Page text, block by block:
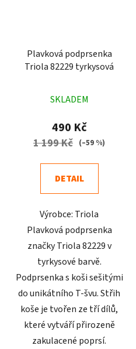
Plavková podprsenka
Triola 82229 tyrkysová
hodnocení
produktu
je
5
SKLADEM
490 Kč
1 199 Kč (–59 %)
DETAIL
Výrobce: Triola
Plavková podprsenka
značky Triola 82229 v
tyrkysové barvě.
Podprsenka s koši sešitými
do unikátního T-švu. Střih
koše je tvořen ze tří dílů,
které vytváří přirozeně
zakulacené poprsí.